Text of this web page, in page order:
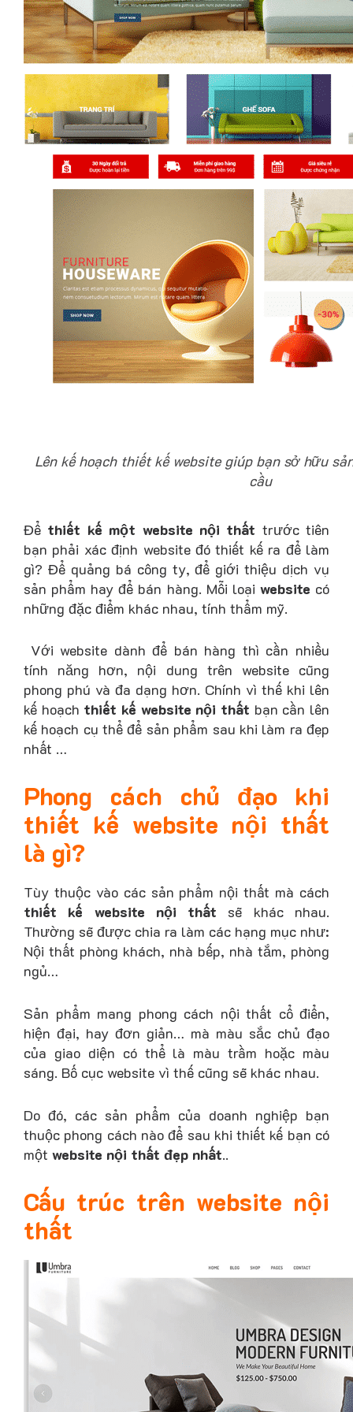
Lên kế hoạch thiết kế website giúp bạn sở hữu
cầu
Để thiết kế một website nội thất trước tiên
bạn phải xác định website đó thiết kế ra để làm
gì? Để quảng bá công ty, để giới thiệu dịch vụ
sản phẩm hay để bán hàng. Mỗi loại website có
những đặc điểm khác nhau, tính thẩm mỹ.
Với website dành để bán hàng thì cần nhiều
tính năng hơn, nội dung trên website cũng
phong phú và đa dạng hơn. Chính vì thế khi lên
kế hoạch thiết kế website nội thất bạn cần lên
kế hoạch cụ thể để sản phẩm sau khi làm ra đẹp
nhất …
Phong cách chủ đạo khi
thiết kế website nội thất
là gì?
Tùy thuộc vào các sản phẩm nội thất mà cách
thiết kế website nội thất sẽ khác nhau.
Thường sẽ được chia ra làm các hạng mục như:
Nội thất phòng khách, nhà bếp, nhà tắm, phòng
ngủ…
Sản phẩm mang phong cách nội thất cổ điển,
hiện đại, hay đơn giản… mà màu sắc chủ đạo
của giao diện có thể là màu trầm hoặc màu
sáng. Bố cục website vì thế cũng sẽ khác nhau.
Do đó, các sản phẩm của doanh nghiệp bạn
thuộc phong cách nào để sau khi thiết kế bạn có
một website nội thất đẹp nhất..
Cấu trúc trên website nội
thất